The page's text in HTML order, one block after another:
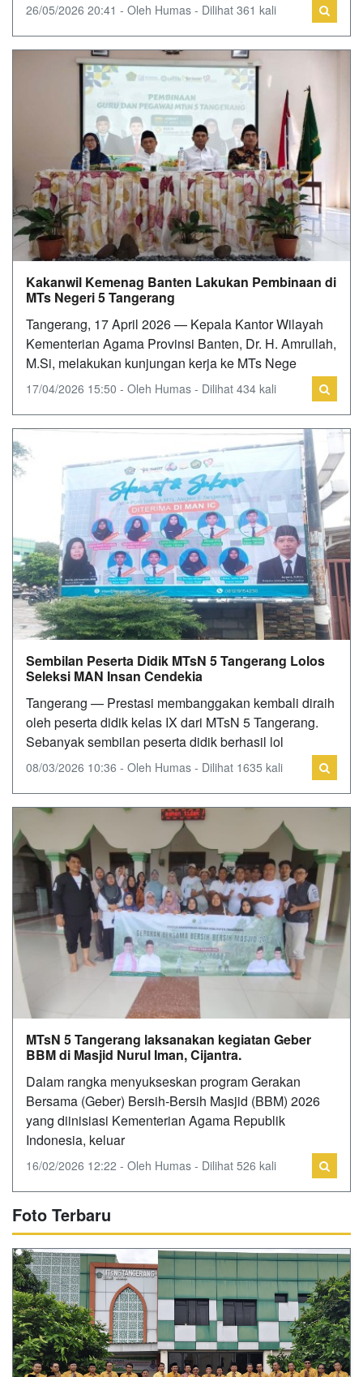
26/05/2026 20:41 - Oleh Humas - Dilihat 361 kali
Kakanwil Kemenag Banten Lakukan Pembinaan di
MTs Negeri 5 Tangerang
Tangerang, 17 April 2026 — Kepala Kantor Wilayah
Kementerian Agama Provinsi Banten, Dr. H. Amrullah,
M.Si, melakukan kunjungan kerja ke MTs Nege
17/04/2026 15:50 - Oleh Humas - Dilihat 434 kali
Sembilan Peserta Didik MTsN 5 Tangerang Lolos
Seleksi MAN Insan Cendekia
Tangerang — Prestasi membanggakan kembali diraih
oleh peserta didik kelas IX dari MTsN 5 Tangerang.
Sebanyak sembilan peserta didik berhasil lol
08/03/2026 10:36 - Oleh Humas - Dilihat 1635 kali
MTsN 5 Tangerang laksanakan kegiatan Geber
BBM di Masjid Nurul Iman, Cijantra.
Dalam rangka menyukseskan program Gerakan
Bersama (Geber) Bersih-Bersih Masjid (BBM) 2026
yang diinisiasi Kementerian Agama Republik
Indonesia, keluar
16/02/2026 12:22 - Oleh Humas - Dilihat 526 kali
Foto Terbaru